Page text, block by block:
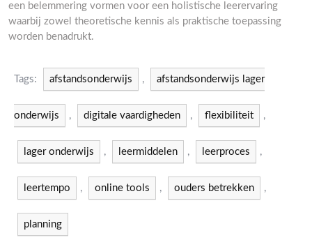
een belemmering vormen voor een holistische leerervaring
waarbij zowel theoretische kennis als praktische toepassing
worden benadrukt.
Tags: afstandsonderwijs , afstandsonderwijs lager
onderwijs , digitale vaardigheden , flexibiliteit ,
lager onderwijs , leermiddelen , leerproces ,
leertempo , online tools , ouders betrekken ,
planning